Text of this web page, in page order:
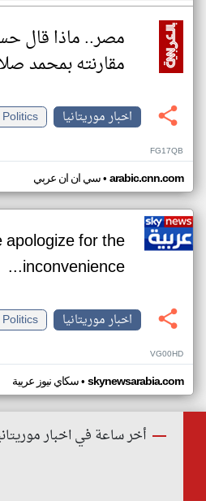
مصر.. ماذا قال
مقارنته بمحمد
اخبار موريتانيا
Politics
FG17QB
سي ان ان عربي• arabic.cnn.com
apologize for the
inconvenience...
اخبار موريتانيا
Politics
VG00HD
سكاي نيوز عربية• skynewsarabia.com
أخر ساعة في اخبار